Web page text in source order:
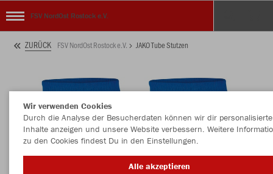
FSV NordOst Rostock e.V.
ZURÜCK FSV NordOst Rostock e.V. JAKO Tube Stutzen
Wir verwenden Cookies
Durch die Analyse der Besucherdaten können wir dir personalisierte
Inhalte anzeigen und unsere Website verbessern. Weitere
zu den Cookies findest Du in den Einstellungen.
Alle akzeptieren